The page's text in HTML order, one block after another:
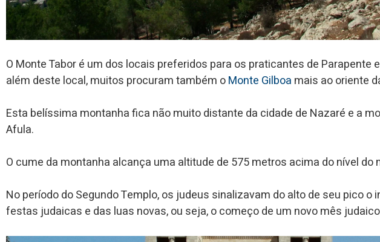
O Monte Tabor é um dos locais preferidos para os praticantes de Parapente
além deste local, muitos procuram também oMonte Gilboa mais ao oriente
Esta belíssima montanha fica não muito distante da cidade de Nazaré e a
Afula.
O cume da montanha alcança uma altitude de 575 metros acima do nível do
No período do Segundo Templo, os judeus sinalizavam do alto de seu pico o
festas judaicas e das luas novas, ou seja, o começo de um novo mês